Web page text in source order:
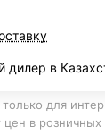
дилер в
для
в розничных